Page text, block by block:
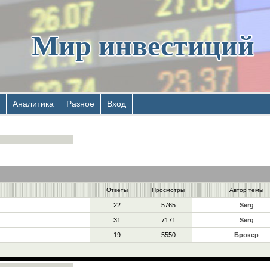
Мир инвестиций
Аналитика Разное Вход
Ответы Просмотры Автор темы
22 5765 Serg
31 7171 Serg
19 5550 Брокер